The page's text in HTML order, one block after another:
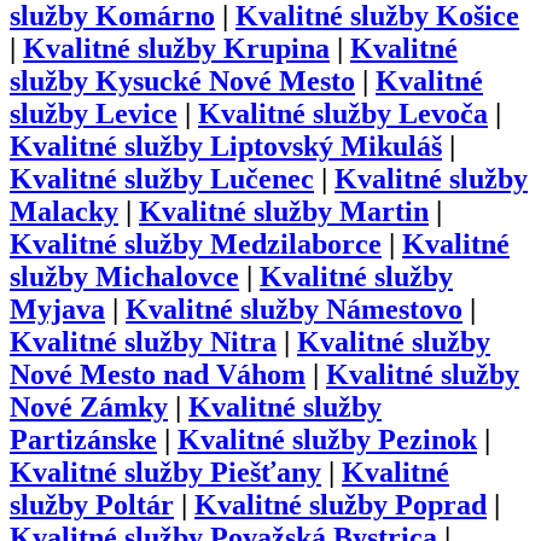
služby Komárno | Kvalitné služby Košice
| Kvalitné služby Krupina | Kvalitné
služby Kysucké Nové Mesto | Kvalitné
služby Levice | Kvalitné služby Levoča |
Kvalitné služby Liptovský Mikuláš |
Kvalitné služby Lučenec | Kvalitné služby
Malacky | Kvalitné služby Martin |
Kvalitné služby Medzilaborce | Kvalitné
služby Michalovce | Kvalitné služby
Myjava | Kvalitné služby Námestovo |
Kvalitné služby Nitra | Kvalitné služby
Nové Mesto nad Váhom | Kvalitné služby
Nové Zámky | Kvalitné služby
Partizánske | Kvalitné služby Pezinok |
Kvalitné služby Piešťany | Kvalitné
služby Poltár | Kvalitné služby Poprad |